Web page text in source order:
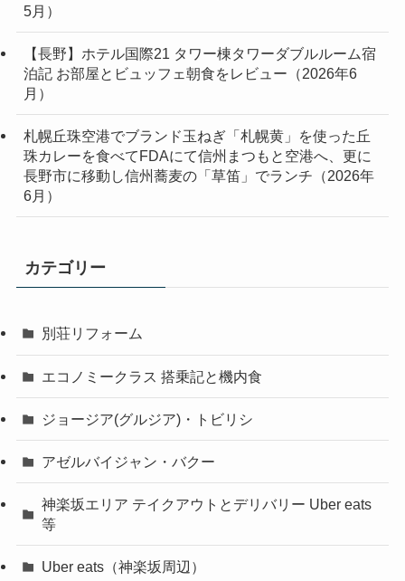
5月）
【長野】ホテル国際21 タワー棟タワーダブルルーム宿
泊記 お部屋とビュッフェ朝食をレビュー（2026年6
月）
札幌丘珠空港でブランド玉ねぎ「札幌黄」を使った丘
珠カレーを食べてFDAにて信州まつもと空港へ、更に
長野市に移動し信州蕎麦の「草笛」でランチ（2026年
6月）
カテゴリー
別荘リフォーム
エコノミークラス 搭乗記と機内食
ジョージア(グルジア)・トビリシ
アゼルバイジャン・バクー
神楽坂エリア テイクアウトとデリバリー Uber eats
等
Uber eats（神楽坂周辺）